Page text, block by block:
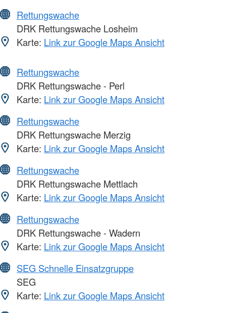
Rettungswache
DRK Rettungswache Losheim
Karte: Link zur Google Maps Ansicht
Rettungswache
DRK Rettungswache - Perl
Karte: Link zur Google Maps Ansicht
Rettungswache
DRK Rettungswache Merzig
Karte: Link zur Google Maps Ansicht
Rettungswache
DRK Rettungswache Mettlach
Karte: Link zur Google Maps Ansicht
Rettungswache
DRK Rettungswache - Wadern
Karte: Link zur Google Maps Ansicht
SEG Schnelle Einsatzgruppe
SEG
Karte: Link zur Google Maps Ansicht